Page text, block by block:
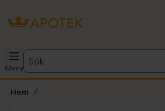
Meny
Sök
Hem